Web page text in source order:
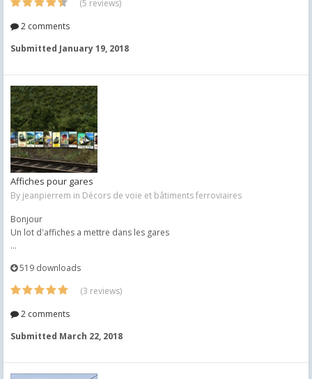
(5 reviews)
2 comments
Submitted January 19, 2018
Affiches pour gares
By jeanpierrem in Décors de voie et bâtiments ferroviaires
Bonjour
Un lot d'affiches a mettre dans les gares
...
519 downloads
(3 reviews)
2 comments
Submitted March 22, 2018